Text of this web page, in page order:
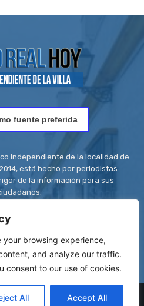
your browsing experience,
and analyze our traffic.
consent to our use of cookies.
All Accept All
fuente preferida
independiente de la localidad de
está hecho por periodistas
de la información para sus
|| Registro ROMDA Nº
Depositphotos | Design images by